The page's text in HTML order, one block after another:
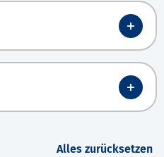
Alles zurücksetzen